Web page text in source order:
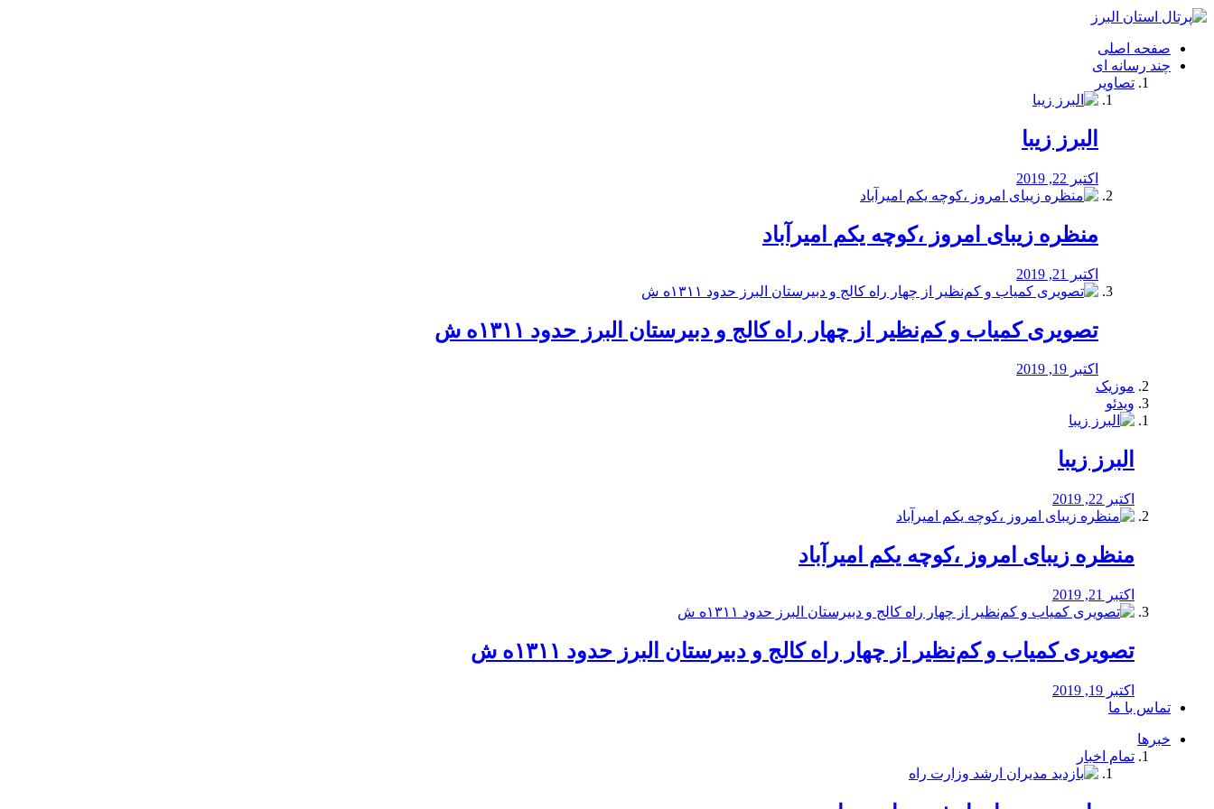
فصد
شرق
تهران
خشکشویی
صفحه اصلی
چند رسانه ای
تصاویر
البرز زیبا
اکتبر 22, 2019
منظره‌‌ زیبای امروز ،کوچه یکم امیرآباد
اکتبر 21, 2019
️تصویری کمیاب و کم‌نظیر از چهار راه كالج و دبيرستان البرز حدود ۱۳۱۱ه ش
اکتبر 19, 2019
موزیک
ویدئو
البرز زیبا
اکتبر 22, 2019
منظره‌‌ زیبای امروز ،کوچه یکم امیرآباد
اکتبر 21, 2019
️تصویری کمیاب و کم‌نظیر از چهار راه كالج و دبيرستان البرز حدود ۱۳۱۱ه ش
اکتبر 19, 2019
تماس با ما
خبرها
تمام اخبار